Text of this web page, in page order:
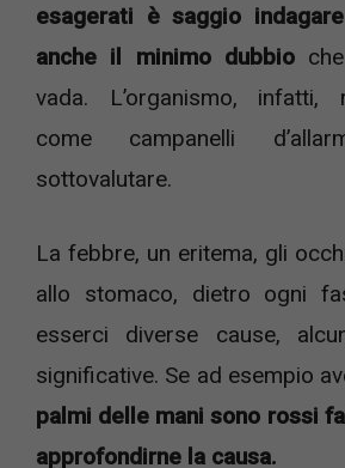
esagerati è saggio
anche il minimo dubbio
vada. L’organismo, infatti,
come campanelli
sottovalutare.
La febbre, un eritema, gli
allo stomaco, dietro ogni
esserci diverse cause,
significative. Se ad esempio
palmi delle mani sono rossi
approfondirne la causa.